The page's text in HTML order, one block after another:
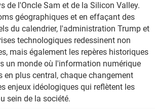
de l'Oncle Sam et de la Silicon Valley.
géographiques et en effaçant des
du calendrier, l'administration Trump et
technologiques redessinent non
mais également les repères historiques
un monde où l'information numérique
en plus central, chaque changement
enjeux idéologiques qui reflètent les
sein de la société.